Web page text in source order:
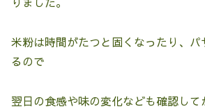
米粉は時間がたつと固くなったり、
るので
翌日の食感や味の変化なども確認して